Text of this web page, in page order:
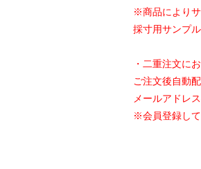
※商品によりサ
採寸用サンプ
・二重注文に
ご注文後自動
メールアドレ
※会員登録して